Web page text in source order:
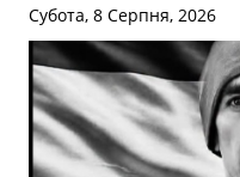
Субота, 8 Серпня, 2026